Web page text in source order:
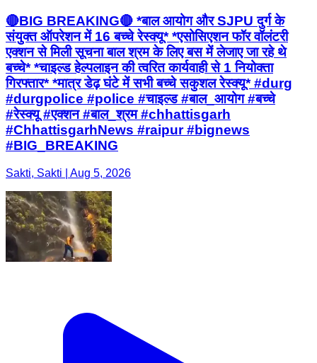
🔴BIG BREAKING🔴 *बाल आयोग और SJPU दुर्ग के
संयुक्त ऑपरेशन में 16 बच्चे रेस्क्यू* *एसोसिएशन फॉर वॉलंटरी
एक्शन से मिली सूचना बाल श्रम के लिए बस में लेजाए जा रहे थे
बच्चे* *चाइल्ड हेल्पलाइन की त्वरित कार्यवाही से 1 नियोक्ता
गिरफ्तार* *मात्र डेढ़ घंटे में सभी बच्चे सकुशल रेस्क्यू* #durg
#durgpolice #police #चाइल्ड #बाल_आयोग #बच्चे
#रेस्क्यू #एक्शन #बाल_श्रम #chhattisgarh
#ChhattisgarhNews #raipur #bignews
#BIG_BREAKING
Sakti, Sakti | Aug 5, 2026